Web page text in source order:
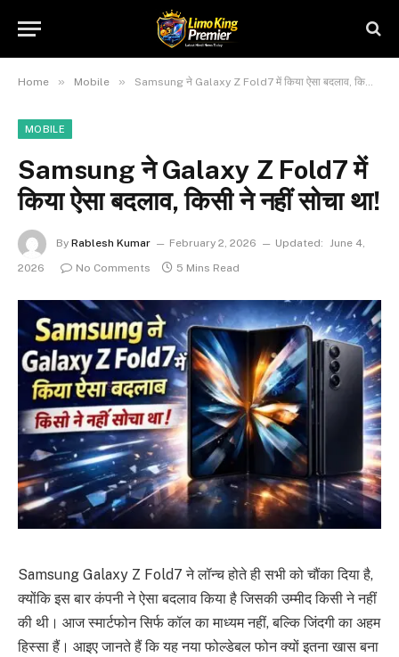
Home » Mobile » Samsung ने Galaxy Z Fold7 में किया ऐसा बदलाव, किसी ने नहीं सोचा था!
MOBILE
Samsung ने Galaxy Z Fold7 में
किया ऐसा बदलाव, किसी ने नहीं सोचा था!
By Rablesh Kumar February 2, 2026 Updated: June 4,
2026
No Comments 5 Mins Read
Samsung Galaxy Z Fold7 ने लॉन्च होते ही सभी को चौंका दिया है,
क्योंकि इस बार कंपनी ने ऐसा बदलाव किया है जिसकी उम्मीद किसी ने नहीं
की थी। आज स्मार्टफोन सिर्फ कॉल का माध्यम नहीं, बल्कि जिंदगी का अहम
हिस्सा हैं। आइए जानते हैं कि यह नया फोल्डेबल फोन क्यों इतना खास बना